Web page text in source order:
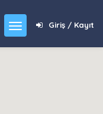
Giriş / Kayıt